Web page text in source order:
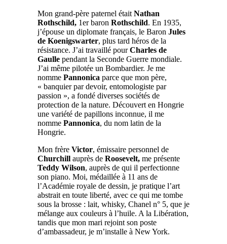
Mon grand-père paternel était Nathan
Rothschild, 1er baron Rothschild. En 1935,
j’épouse un diplomate français, le Baron Jules
de Koenigswarter, plus tard héros de la
résistance. J’ai travaillé pourCharles de
Gaulle pendant la Seconde Guerre mondiale.
J’ai même pilotée un Bombardier. Je me
nomme Pannonica parce que mon père,
« banquier par devoir, entomologiste par
passion », a fondé diverses sociétés de
protection de la nature. Découvert en Hongrie
une variété de papillons inconnue, il me
nomme Pannonica, du nom latin de la
Hongrie.
Mon frère Victor, émissaire personnel de
Churchill auprès de Roosevelt, me présente
Teddy Wilson, auprès de qui il perfectionne
son piano. Moi, médaillée à 11 ans de
l’Académie royale de dessin, je pratique l’art
abstrait en toute liberté, avec ce qui me tombe
sous la brosse : lait, whisky, Chanel n° 5, que je
mélange aux couleurs à l’huile. A la Libération,
tandis que mon mari rejoint son poste
d’ambassadeur, je m’installe à New York.